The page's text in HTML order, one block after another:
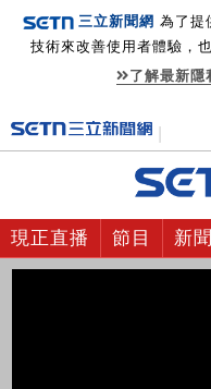
三立新聞網 為了提
技術來改善使用者體驗，
了解最新隱
現正直播 節目 新聞